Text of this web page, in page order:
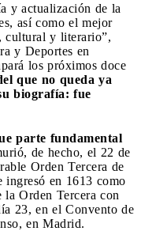
y actualización de la
así como el mejor
cultural y literario”,
y Deportes en
los próximos doce
que no queda ya
biografía: fue
parte fundamental
de hecho, el 22 de
Orden Tercera de
ingresó en 1613 como
Orden Tercera con
23, en el Convento de
en Madrid.